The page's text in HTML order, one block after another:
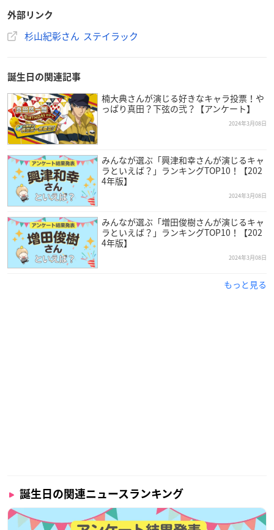
（引用：ステイラック 公式サイト）
杉山紀彰さんは東京都出身で現在ステイラックに所属してお
外部リンク
杉山紀彰さん ステイラック
誕生日の関連記事
楠大典さんが演じる好きなキャラ投票！や
っぱり真田？下弦の弐？【アンケート】
2024年3月08日
みんなが選ぶ「興津和幸さんが演じるキャ
ラといえば？」ランキングTOP10！【202
4年版】
2024年3月08日
みんなが選ぶ「増田俊樹さんが演じるキャ
ラといえば？」ランキングTOP10！【202
4年版】
2024年3月08日
もっと見る
誕生日の関連ニュースランキング